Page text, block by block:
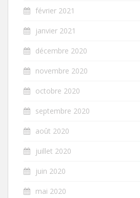
février 2021
janvier 2021
décembre 2020
novembre 2020
octobre 2020
septembre 2020
août 2020
juillet 2020
juin 2020
mai 2020